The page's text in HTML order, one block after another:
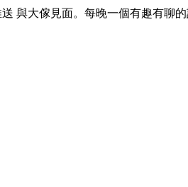
與大傢見面。每晚一個有趣有聊的